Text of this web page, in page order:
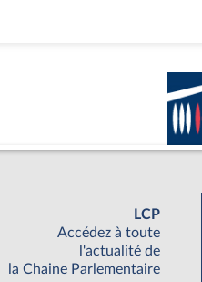
LCP
Accédez à toute
l'actualité de
la Chaine Parlementaire